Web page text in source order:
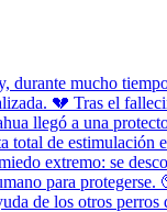
durante mucho
💔 Tras el
llegó a una
total de estimulación
extremo: se
para protegerse.
de los otros